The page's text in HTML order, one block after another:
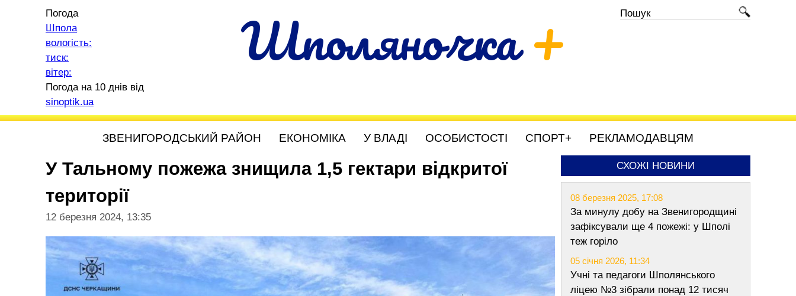
Шполяночка+
Погода
Шпола
вологість:
тиск:
вітер:
Погода на 10 днів від
sinoptik.ua
ЗВЕНИГОРОДСЬКИЙ РАЙОН ЕКОНОМІКА У ВЛАДІ ОСОБИСТОСТІ СПОРТ+ РЕКЛАМОДАВЦЯМ
У Тальному пожежа знищила 1,5 гектари відкритої
території
12 березня 2024, 13:35
СХОЖІ НОВИНИ
08 березня 2025, 17:08
За минулу добу на Звенигородщині
зафіксували ще 4 пожежі: у Шполі
теж горіло
05 січня 2026, 11:34
Учні та педагоги Шполянського
ліцею №3 зібрали понад 12 тисяч